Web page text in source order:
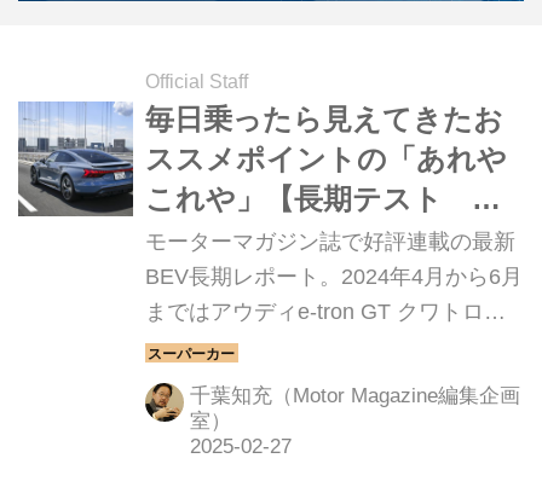
Official Staff
毎日乗ったら見えてきたお
ススメポイントの「あれや
これや」【長期テスト ア
ウディe-tron GT クワトロ
編②】
モーターマガジン誌で好評連載の最新
BEV長期レポート。2024年4月から6月
まではアウディe-tron GT クワトロを
テストした。全3回に渡ってお届けす
る。今回はその2。日常的に乗ってい
る中で見えてきた、魅力をかいつまん
でご紹介しよう。
千葉知充（Motor Magazine編集企画
室）